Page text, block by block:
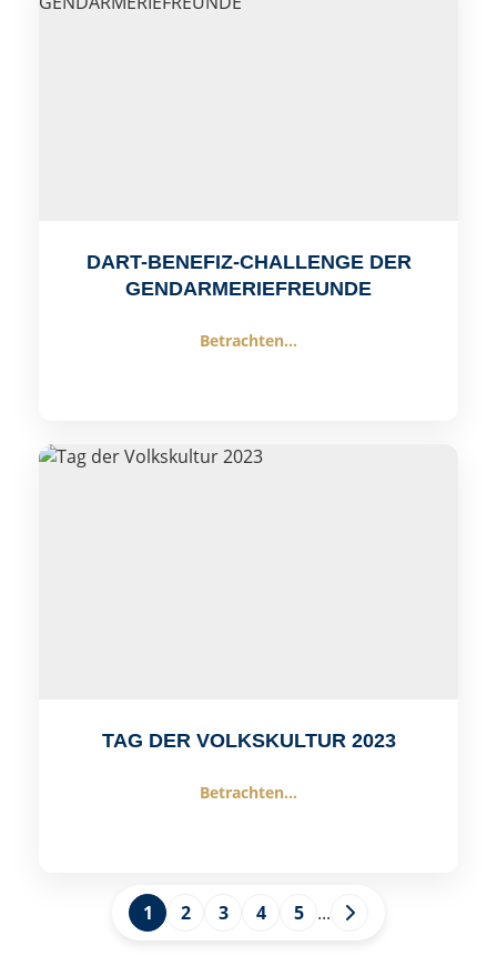
DART-BENEFIZ-CHALLENGE DER
GENDARMERIEFREUNDE
Betrachten...
TAG DER VOLKSKULTUR 2023
Betrachten...
1 2 3 4 5 ...